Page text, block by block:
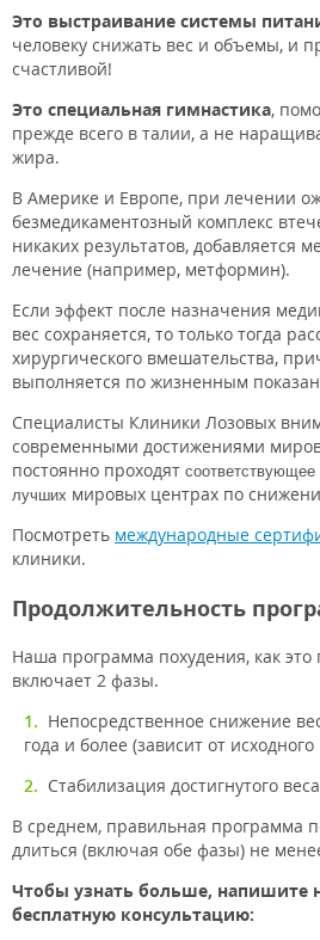
Это выстраивание системы
человеку снижать вес и объемы, и
счастливой!
Это специальная гимнастика,
прежде всего в талии, а не
жира.
В Америке и Европе, при лечении
безмедикаментозный комплекс
никаких результатов, добавляется
лечение (например, метформин).
Если эффект после назначения
вес сохраняется, то только тогда
хирургического вмешательства,
выполняется по жизненным
Специалисты Клиники Лозовых
современными достижениями
постоянно проходят соответствующее
лучших мировых центрах по
Посмотреть международные
клиники.
Продолжительность
Наша программа похудения, как
включает 2 фазы.
Непосредственное снижение
года и более (зависит от исходного
Стабилизация достигнутого
В среднем, правильная программа
длиться (включая обе фазы) не
Чтобы узнать больше, напишите
бесплатную консультацию: